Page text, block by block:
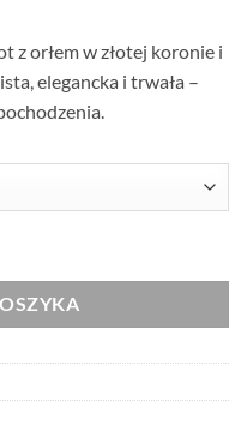
z orłem w złotej koronie i
elegancka i trwała –